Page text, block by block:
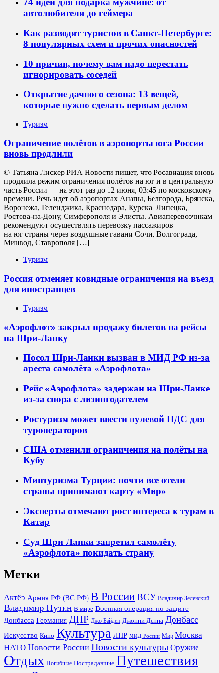
74 идеи для подарка мужчине: от
автолюбителя до геймера
Как разводят туристов в Санкт-Петербурге:
8 популярных схем и прочих опасностей
10 причин, почему вам надо перестать
игнорировать соседей
Открытие дачного сезона: 13 вещей,
которые нужно сделать первым делом
Туризм
Ограничение полётов в аэропорты юга России
вновь продлили
© Татьяна Лискер РИА Новости пишет, что Росавиация вновь
продлила режим ограничения полётов на юг и в центральную
часть России — на этот раз до 12 июня, 03:45 по московскому
времени. Речь идет об аэропортах Анапы, Белгорода, Брянска,
Воронежа, Геленджика, Краснодара, Курска, Липецка,
Ростова-на-Дону, Симферополя и Элисты. Авиаперевозчикам
рекомендуют осуществлять перевозку пассажиров
на юг страны через воздушные гавани Сочи, Волгограда,
Минвод, Ставрополя […]
Туризм
Россия отменяет ковидные ограничения на въезд
для иностранцев
Туризм
«Аэрофлот» закрыл продажу билетов на рейсы
на Шри-Ланку
Посол Шри-Ланки вызван в МИД РФ из-за
ареста самолёта «Аэрофлота»
Рейс «Аэрофлота» задержан на Шри-Ланке
из-за спора с лизингодателем
Ростуризм может ввести нулевой НДС для
туроператоров
США отменили ограничения на полёты на
Кубу
Минтуризма Турции: почти все отели
страны принимают карту «Мир»
Эксперты отмечают рост интереса к турам в
Катар
Суд Шри-Ланки запретил самолёту
«Аэрофлота» покидать страну
Метки
Актёр Армия РФ (ВС РФ) В РоссииВСУ Владимир Зеленский
Владимир Путин В мире Военная операция по защите
Донбасса Германия ДНР Джо Байден Джонни Деппа Донбасс
Искусство Кино Культура ЛНР МИД России Мир Москва
НАТО Новости России Новости культуры Оружие
Отдых Погибшие Пострадавшие Путешествия